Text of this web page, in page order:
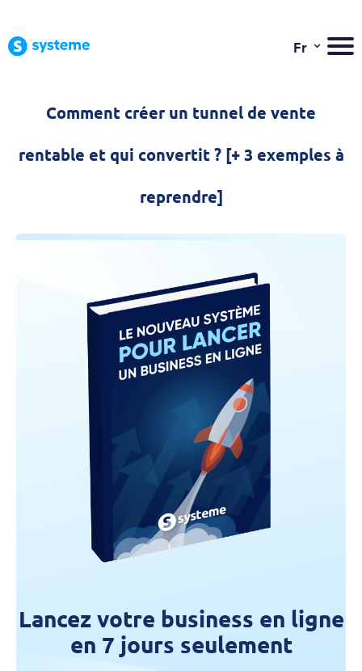
Fr ⌄
Comment créer un tunnel de vente
rentable et qui convertit ? [+ 3 exemples à
reprendre]
Lancez votre business en ligne
en 7 jours seulement